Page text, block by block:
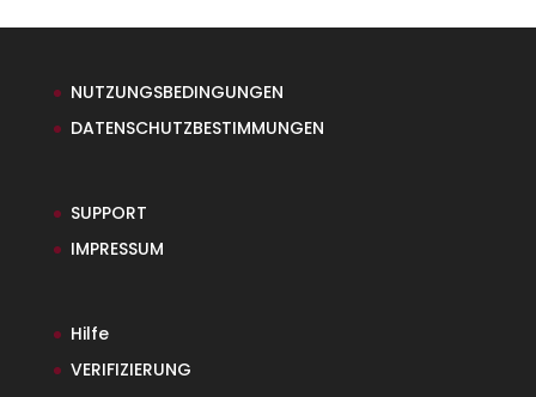
NUTZUNGSBEDINGUNGEN
DATENSCHUTZBESTIMMUNGEN
SUPPORT
IMPRESSUM
Hilfe
VERIFIZIERUNG